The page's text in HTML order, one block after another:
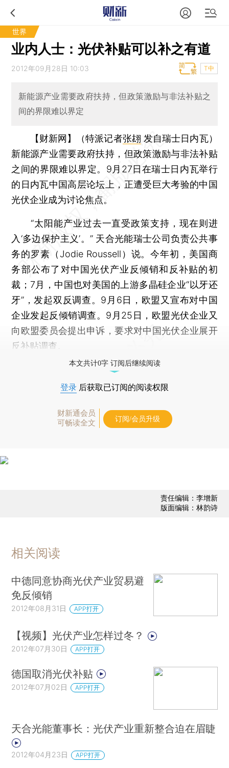
世界
业内人士：光伏补贴可以补之有道
2012年09月28日 10:03 T中
新能源产业需要政府扶持，但政策激励与非法补贴之
间的界限难以界定
【财新网】（特派记者张翃 发自瑞士日内瓦）
新能源产业需要政府扶持，但政策激励与非法补贴
之间的界限难以界定。9月27日在瑞士日内瓦举行
的日内瓦中国高层论坛上，正遭受巨大考验的中国
光伏企业成为讨论焦点。
“太阳能产业过去一直受政策支持，现在则进
入‘多边保护主义’。” 天合光能瑞士公司负责公共事
务的罗素（Jodie Roussell）说。今年初，美国商
务部公布了对中国光伏产业反倾销和反补贴的初
裁；7月，中国也对美国的上游多晶硅企业“以牙还
牙”，发起双反调查。9月6日，欧盟又宣布对中国
企业发起反倾销调查。9月25日，欧盟光伏企业又
向欧盟委员会提出申诉，要求对中国光伏企业展开
反补贴调查。
本文共计0字 订阅后继续阅读
登录 后获取已订阅的阅读权限
财新通会员
可畅读全文
订阅/会员升级
责任编辑：李增新
版面编辑：林韵诗
相关阅读
中德同意协商光伏产业贸易避
免反倾销
2012年08月31日 APP打开
【视频】光伏产业怎样过冬？
2012年07月30日 APP打开
德国取消光伏补贴
2012年07月02日 APP打开
天合光能董事长：光伏产业重新整合迫在眉睫
2012年04月23日 APP打开